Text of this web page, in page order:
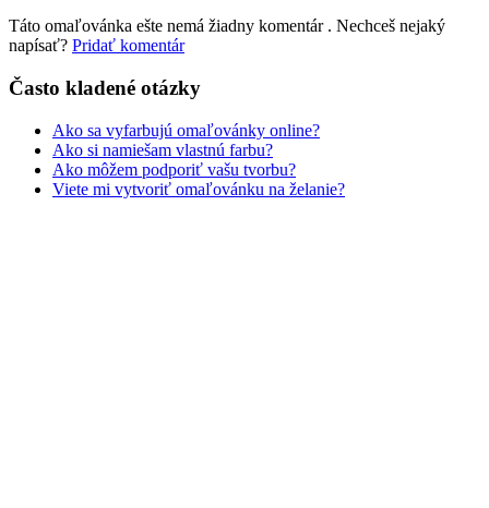
Táto omaľovánka ešte nemá žiadny komentár . Nechceš nejaký
napísať? Pridať komentár
Často kladené otázky
Ako sa vyfarbujú omaľovánky online?
Ako si namiešam vlastnú farbu?
Ako môžem podporiť vašu tvorbu?
Viete mi vytvoriť omaľovánku na želanie?